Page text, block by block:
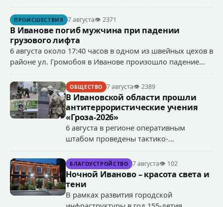
сумму более 4,4 млн рублей через маркетплейс.
ПРОИСШЕСТВИЯ 7 августа👁 2371
В Иванове погиб мужчина при падении
грузового лифта
6 августа около 17:40 часов в одном из швейных цехов в
районе ул. Громобоя в Иванове произошло падение
ОБЩЕСТВО 7 августа👁 2389
В Ивановской области прошли
антитеррористические учения
«Гроза-2026»
6 августа в регионе оперативным
штабом проведены тактико-
террористического акта на объекте
органов государственной власти.
«Гроза-2026».
БЛАГОУСТРОЙСТВО 7 августа👁 102
Ночной Иваново – красота света и
тени
В рамках развития городской